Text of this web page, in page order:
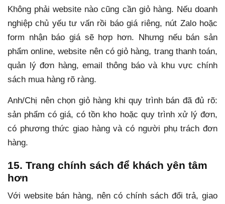
Không phải website nào cũng cần giỏ hàng. Nếu doanh
nghiệp chủ yếu tư vấn rồi báo giá riêng, nút Zalo hoặc
form nhận báo giá sẽ hợp hơn. Nhưng nếu bán sản
phẩm online, website nên có giỏ hàng, trang thanh toán,
quản lý đơn hàng, email thông báo và khu vực chính
sách mua hàng rõ ràng.
Anh/Chị nên chọn giỏ hàng khi quy trình bán đã đủ rõ:
sản phẩm có giá, có tồn kho hoặc quy trình xử lý đơn,
có phương thức giao hàng và có người phụ trách đơn
hàng.
15. Trang chính sách để khách yên tâm
hơn
Với website bán hàng, nên có chính sách đổi trả, giao